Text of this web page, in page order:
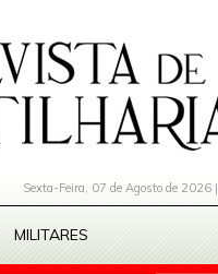
Sexta-Feira, 07 de Agosto de 2026 |
MILITARES